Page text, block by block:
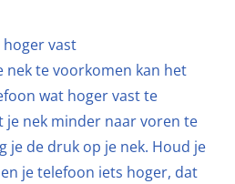
vast
nek te voorkomen kan het
wat hoger vast te
je nek minder naar voren te
je de druk op je nek. Houd je
je telefoon iets hoger, dat